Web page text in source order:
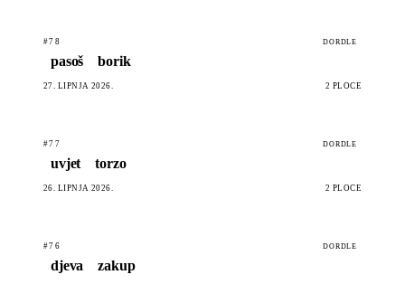
#78 DORDLE
pasoš borik
27. LIPNJA 2026. 2 PLOČE
#77 DORDLE
uvjet torzo
26. LIPNJA 2026. 2 PLOČE
#76 DORDLE
djeva zakup